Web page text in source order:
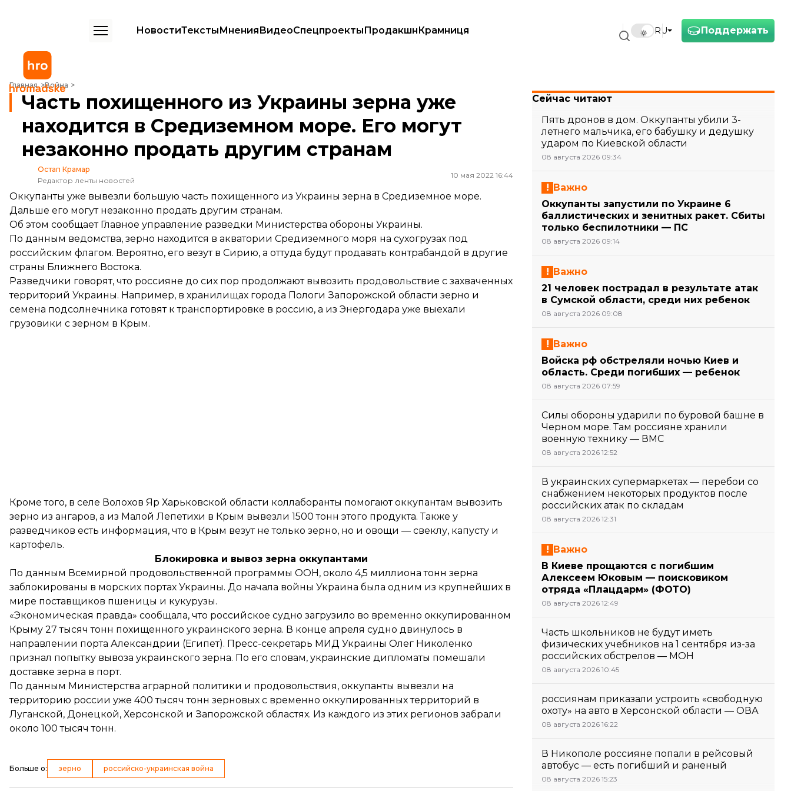
Поддержать
RU
НовостиТекстыМненияВидеоСпецпроектыПродакшнКрамниця
Главная Война
Часть похищенного из Украины зерна уже находится в Средиземном море. Его могут незаконно продать другим странам
Часть похищенного из Украины зерна уже
находится в Средиземном море. Его могут
незаконно продать другим странам
Остап Крамар
Редактор ленты новостей
10 мая 2022 16:44
Оккупанты уже вывезли большую часть похищенного из Украины зерна в Средиземное море.
Дальше его могут незаконно продать другим странам.
Об этом сообщаетГлавное управление разведки Министерства обороны Украины.
По данным ведомства, зерно находится в акватории Средиземного моря на сухогрузах под
российским флагом. Вероятно, его везут в Сирию, а оттуда будут продавать контрабандой в другие
страны Ближнего Востока.
Разведчики говорят, что россияне до сих пор продолжают вывозить продовольствие с захваченных
территорий Украины. Например, в хранилищах города Пологи Запорожской области зерно и
семена подсолнечника готовят к транспортировке в россию, а из Энергодара уже выехали
грузовики с зерном в Крым.
Кроме того, в селе Волохов Яр Харьковской области коллаборанты помогают оккупантам вывозить
зерно из ангаров, а из Малой Лепетихи в Крым вывезли 1500 тонн этого продукта. Также у
разведчиков есть информация, что в Крым везут не только зерно, но и овощи — свеклу, капусту и
картофель.
Блокировка и вывоз зерна оккупантами
По данным Всемирной продовольственной программы ООН, около 4,5 миллиона тонн зерна
заблокированы в морских портах Украины. До начала войны Украина была одним из крупнейших в
мире поставщиков пшеницы и кукурузы.
«Экономическая правда» сообщала, что российское судно загрузило во временно оккупированном
Крыму 27 тысяч тонн похищенного украинского зерна. В конце апреля судно двинулось в
направлении порта Александрии (Египет). Пресс-секретарь МИД Украины Олег Николенко
признал попытку вывоза украинского зерна. По его словам, украинские дипломаты помешали
доставке зерна в порт.
По данным Министерства аграрной политики и продовольствия, оккупанты вывезли на
территорию россии уже 400 тысяч тонн зерновых с временно оккупированных территорий в
Луганской, Донецкой, Херсонской и Запорожской областях. Из каждого из этих регионов забрали
около 100 тысяч тонн.
Больше о: зерно российско-украинская война
Сейчас читают
Пять дронов в дом. Оккупанты убили 3-
летнего мальчика, его бабушку и дедушку
ударом по Киевской области
08 августа 2026 09:34
Важно
Оккупанты запустили по Украине 6
баллистических и зенитных ракет. Сбиты
только беспилотники — ПС
08 августа 2026 09:14
Важно
21 человек пострадал в результате атак
в Сумской области, среди них ребенок
08 августа 2026 09:08
Важно
Войска рф обстреляли ночью Киев и
область. Среди погибших — ребенок
08 августа 2026 07:59
Силы обороны ударили по буровой башне в
Черном море. Там россияне хранили
военную технику — ВМС
08 августа 2026 12:52
В украинских супермаркетах — перебои со
снабжением некоторых продуктов после
российских атак по складам
08 августа 2026 12:31
Важно
В Киеве прощаются с погибшим
Алексеем Юковым — поисковиком
отряда «Плацдарм» (ФОТО)
08 августа 2026 12:49
Часть школьников не будут иметь
физических учебников на 1 сентября из-за
российских обстрелов — МОН
08 августа 2026 10:45
россиянам приказали устроить «свободную
охоту» на авто в Херсонской области — ОВА
08 августа 2026 16:22
В Никополе россияне попали в рейсовый
автобус — есть погибший и раненый
08 августа 2026 15:23